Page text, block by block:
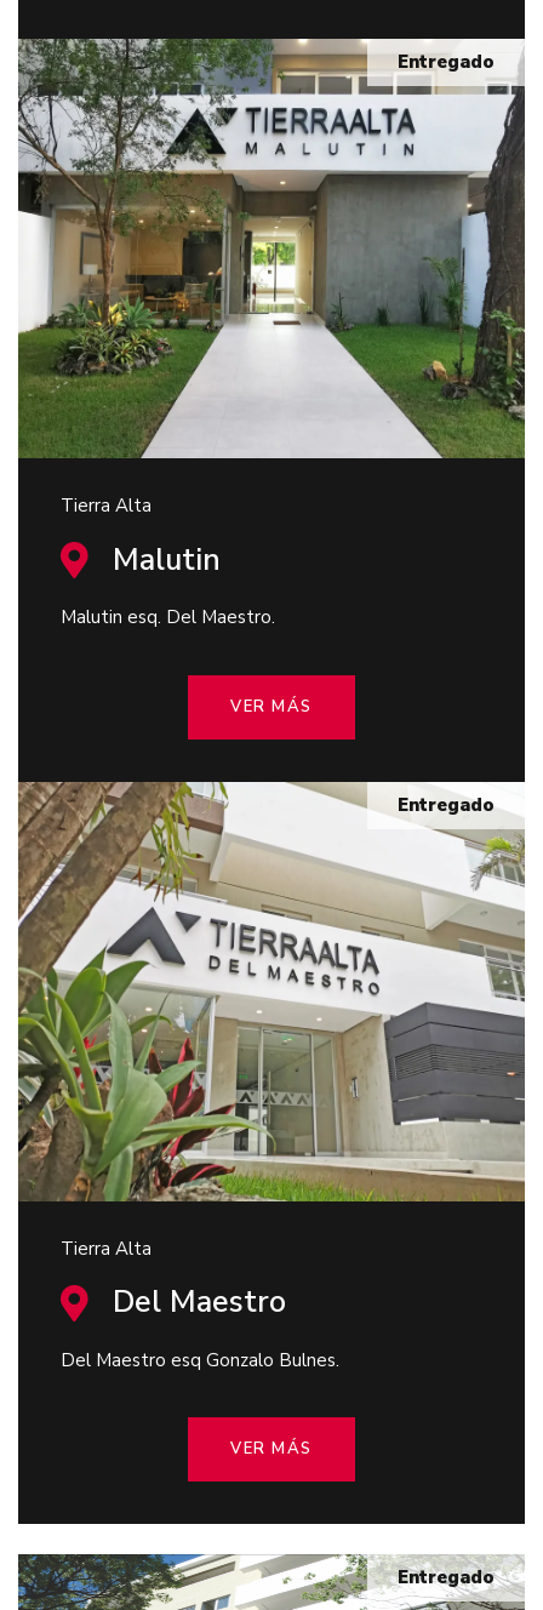
Entregado
Tierra Alta
Malutin
Malutin esq. Del Maestro.
VER MÁS
Entregado
Tierra Alta
Del Maestro
Del Maestro esq Gonzalo Bulnes.
VER MÁS
Entregado